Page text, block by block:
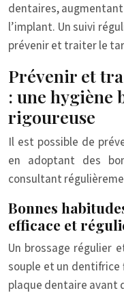
dentaires,
l’implant. Un suivi
prévenir et traiter le
Prévenir et
: une hygiène
rigoureuse
Il est possible de
en adoptant des
consultant
Bonnes
efficace et
Un brossage régulier
souple et un dentifrice
plaque dentaire avant